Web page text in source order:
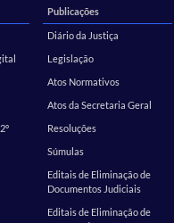
Publicações
Diário da Justiça
Legislação
Atos Normativos
Atos da Secretaria Geral
Resoluções
Súmulas
Editais de Eliminação de
Documentos Judiciais
Editais de Eliminação de